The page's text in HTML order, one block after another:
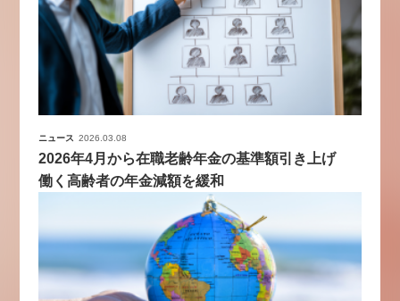
ニュース 2026.03.08
2026年4月から在職老齢年金の基準額引き上げ
働く高齢者の年金減額を緩和